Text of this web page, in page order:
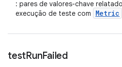
: pares de valores-chave
execução de teste com
Metric
testRunFailed